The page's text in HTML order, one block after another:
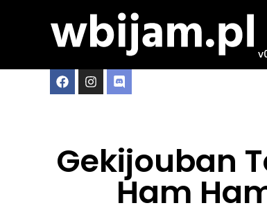
Gekijouban
Ham